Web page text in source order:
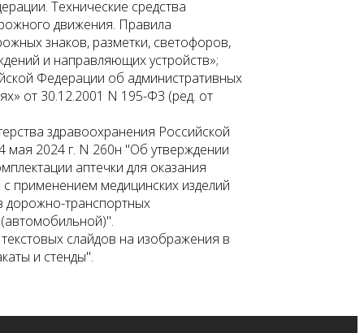
Технические средства
движения. Правила
знаков, разметки, светофоров,
и направляющих устройств»;
Федерации об административных
от 30.12.2001 N 195-ФЗ (ред. от
здравоохранения Российской
мая 2024 г. N 260н "Об утверждении
аптечки для оказания
применением медицинских изделий
дорожно-транспортных
слайдов на изображения в
и стенды".